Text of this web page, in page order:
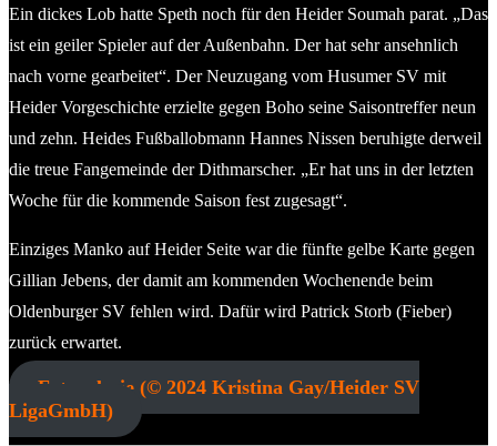
Ein dickes Lob hatte Speth noch für den Heider Soumah parat. „Das
ist ein geiler Spieler auf der Außenbahn. Der hat sehr ansehnlich
nach vorne gearbeitet“. Der Neuzugang vom Husumer SV mit
Heider Vorgeschichte erzielte gegen Boho seine Saisontreffer neun
und zehn. Heides Fußballobmann Hannes Nissen beruhigte derweil
die treue Fangemeinde der Dithmarscher. „Er hat uns in der letzten
Woche für die kommende Saison fest zugesagt“.
Einziges Manko auf Heider Seite war die fünfte gelbe Karte gegen
Gillian Jebens, der damit am kommenden Wochenende beim
Oldenburger SV fehlen wird. Dafür wird Patrick Storb (Fieber)
zurück erwartet.
Fotogalerie (© 2024 Kristina Gay/Heider SV
LigaGmbH)